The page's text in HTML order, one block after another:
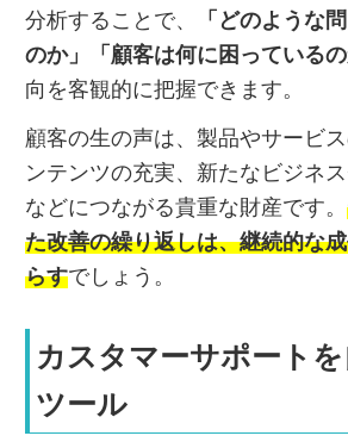
分析することで、
「どのような
のか」「顧客は何に困っているの
向を客観的に把握できます。
顧客の生の声は、製品やサービ
ンテンツの充実、新たなビジネ
などにつながる貴重な財産です。
た改善の繰り返しは、継続的な
らすでしょう。
カスタマーサポート
ツール